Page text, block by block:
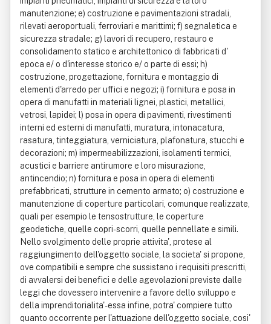
manutenzione; e) costruzione e pavimentazioni stradali,
rilevati aeroportuali, ferroviari e marittimi; f) segnaletica e
sicurezza stradale; g) lavori di recupero, restauro e
consolidamento statico e architettonico di fabbricati d'
epoca e/ o d'interesse storico e/ o parte di essi; h)
costruzione, progettazione, fornitura e montaggio di
elementi d'arredo per uffici e negozi; i) fornitura e posa in
opera di manufatti in materiali lignei, plastici, metallici,
vetrosi, lapidei; l) posa in opera di pavimenti, rivestimenti
interni ed esterni di manufatti, muratura, intonacatura,
rasatura, tinteggiatura, verniciatura, plafonatura, stucchi e
decorazioni; m) impermeabilizzazioni, isolamenti termici,
acustici e barriere antirumore e loro misurazione,
antincendio; n) fornitura e posa in opera di elementi
prefabbricati, strutture in cemento armato; o) costruzione e
manutenzione di coperture particolari, comunque realizzate,
quali per esempio le tensostrutture, le coperture
geodetiche, quelle copri- scorri, quelle pennellate e simili.
Nello svolgimento delle proprie attivita', protese al
raggiungimento dell'oggetto sociale, la societa' si propone,
ove compatibili e sempre che sussistano i requisiti prescritti,
di avvalersi dei benefici e delle agevolazioni previste dalle
leggi che dovessero intervenire a favore dello sviluppo e
della imprenditorialita'- essa infine, potra' compiere tutto
quanto occorrente per l'attuazione dell'oggetto sociale, cosi'